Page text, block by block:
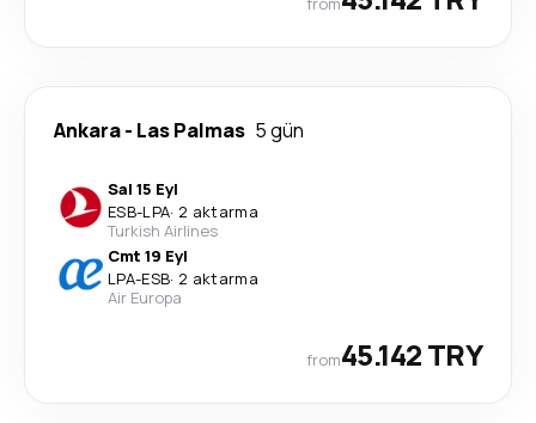
Ankara- Las Palmas 5 gün
Sal 15 Eyl
ESB-LPA· 2 aktarma
Turkish Airlines
Cmt 19 Eyl
LPA-ESB· 2 aktarma
Air Europa
from45.142 TRY